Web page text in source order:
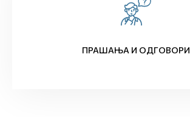
ПРАШАЊА И ОДГОВОРИ